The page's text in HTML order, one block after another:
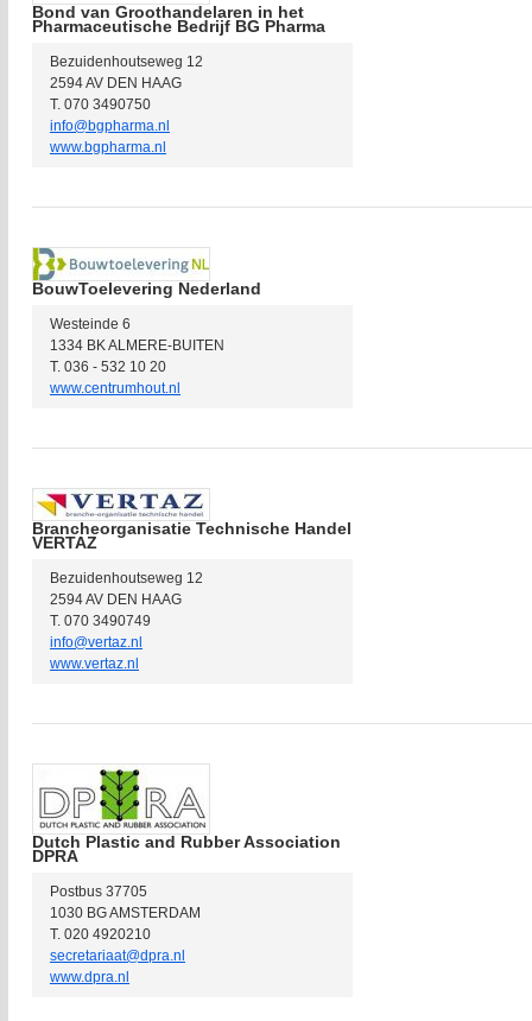
Bond van Groothandelaren in het
Pharmaceutische Bedrijf BG Pharma
Bezuidenhoutseweg 12
2594 AV DEN HAAG
T. 070 3490750
info@bgpharma.nl
www.bgpharma.nl
BouwToelevering Nederland
Westeinde 6
1334 BK ALMERE-BUITEN
T. 036 - 532 10 20
www.centrumhout.nl
Brancheorganisatie Technische Handel
VERTAZ
Bezuidenhoutseweg 12
2594 AV DEN HAAG
T. 070 3490749
info@vertaz.nl
www.vertaz.nl
Dutch Plastic and Rubber Association
DPRA
Postbus 37705
1030 BG AMSTERDAM
T. 020 4920210
secretariaat@dpra.nl
www.dpra.nl